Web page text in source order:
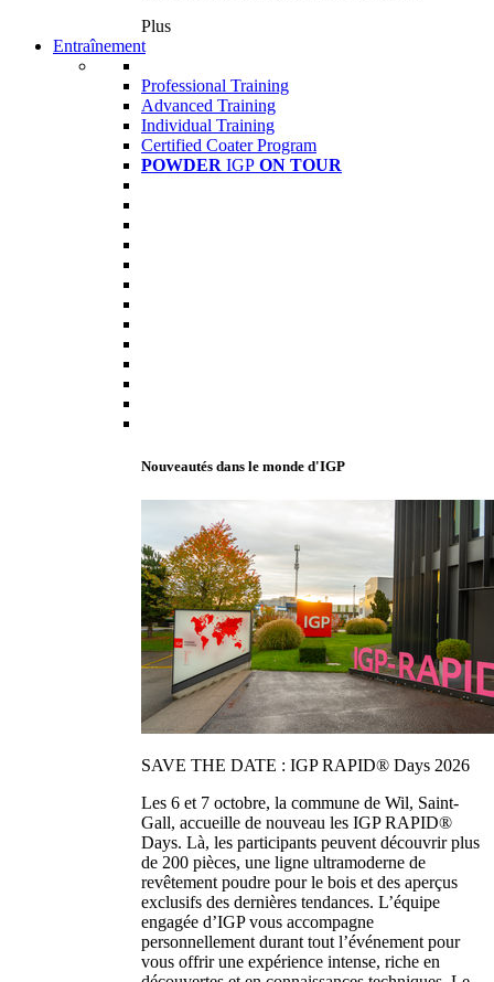
Plus
Entraînement
Professional Training
Advanced Training
Individual Training
Certified Coater Program
POWDER IGP ON TOUR
Nouveautés dans le monde d'IGP
SAVE THE DATE : IGP RAPID® Days 2026
Les 6 et 7 octobre, la commune de Wil, Saint-
Gall, accueille de nouveau les IGP RAPID®
Days. Là, les participants peuvent découvrir plus
de 200 pièces, une ligne ultramoderne de
revêtement poudre pour le bois et des aperçus
exclusifs des dernières tendances. L’équipe
engagée d’IGP vous accompagne
personnellement durant tout l’événement pour
vous offrir une expérience intense, riche en